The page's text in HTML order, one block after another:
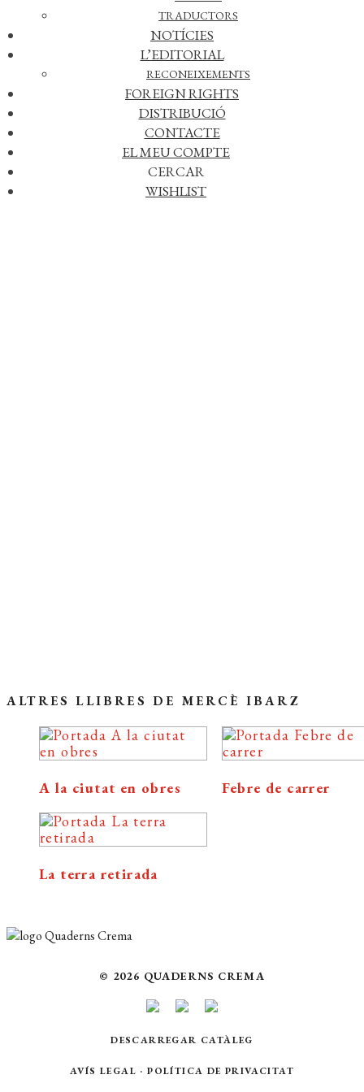
TRADUCTORS
NOTÍCIES
L’EDITORIAL
RECONEIXEMENTS
FOREIGN RIGHTS
DISTRIBUCIÓ
CONTACTE
EL MEU COMPTE
CERCAR
WISHLIST
ALTRES LLIBRES DE MERCÈ IBARZ
A la ciutat en obres Febre de carrer
La terra retirada
© 2026 QUADERNS CREMA
DESCARREGAR CATÀLEG
AVÍS LEGAL ·POLÍTICA DE PRIVACITAT